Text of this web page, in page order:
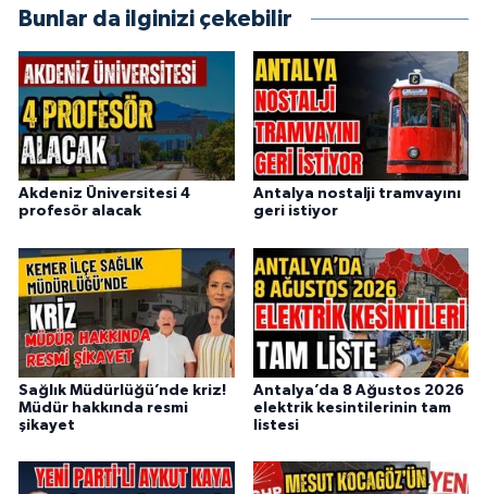
Bunlar da ilginizi çekebilir
Akdeniz Üniversitesi 4
profesör alacak
Antalya nostalji tramvayını
geri istiyor
Sağlık Müdürlüğü’nde kriz!
Müdür hakkında resmi
şikayet
Antalya’da 8 Ağustos 2026
elektrik kesintilerinin tam
listesi